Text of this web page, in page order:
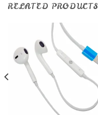
RELATED PRODUCTS